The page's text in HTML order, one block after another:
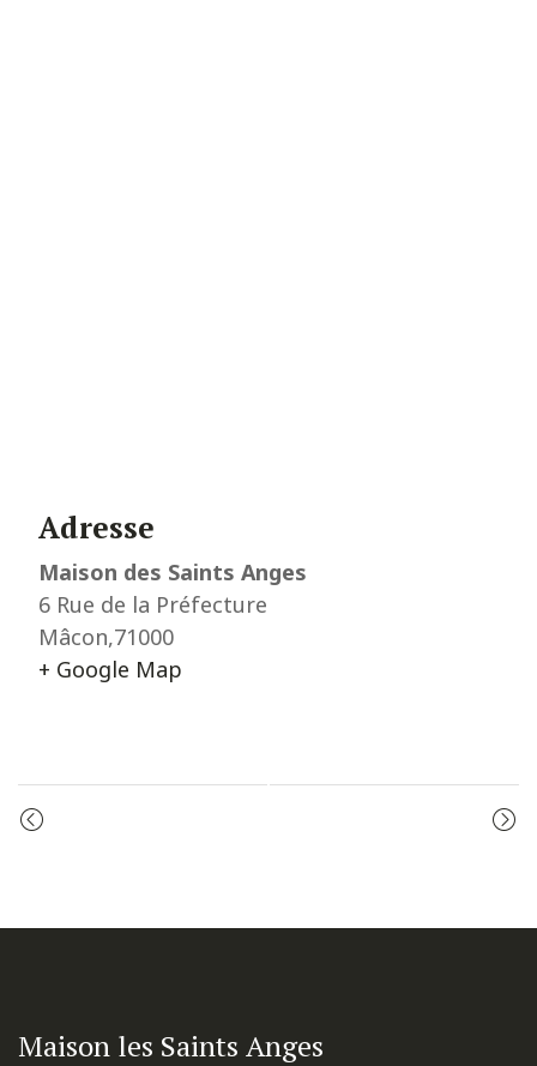
Adresse
Maison des Saints Anges
6 Rue de la Préfecture
Mâcon,71000
+ Google Map
Event
Maison les Saints Anges